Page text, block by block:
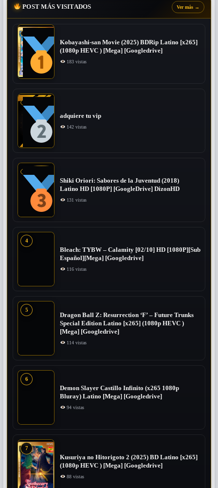
POST MÁS VISITADOS Ver más →
Kobayashi-san Movie (2025) BDRip Latino [x265]
(1080p HEVC ) [Mega] [Googledrive]
183 vistas
adquiere tu vip
142 vistas
Shiki Oriori: Sabores de la Juventud (2018)
Latino HD [1080P] [GoogleDrive] DizonHD
131 vistas
4
Bleach: TYBW – Calamity [02/10] HD [1080P][Sub
Español][Mega] [Googledrive]
116 vistas
5
Dragon Ball Z: Resurrection ‘F’ – Future Trunks
Special Edition Latino [x265] (1080p HEVC )
[Mega] [Googledrive]
114 vistas
6
Demon Slayer Castillo Infinito (x265 1080p
Bluray) Latino [Mega] [Googledrive]
94 vistas
7
Kusuriya no Hitorigoto 2 (2025) BD Latino [x265]
(1080p HEVC ) [Mega] [Googledrive]
88 vistas